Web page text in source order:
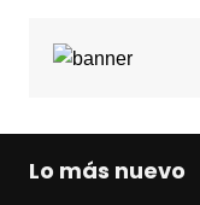
Lo más nuevo